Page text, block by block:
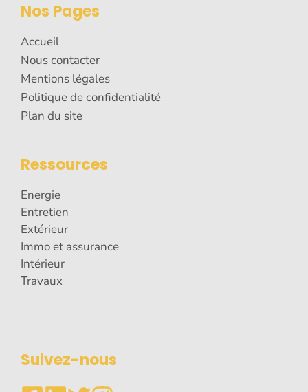
Nos Pages
Accueil
Nous contacter
Mentions légales
Politique de confidentialité
Plan du site
Ressources
Energie
Entretien
Extérieur
Immo et assurance
Intérieur
Travaux
Suivez-nous